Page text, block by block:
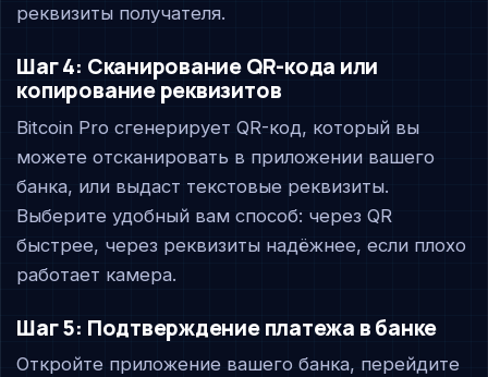
реквизиты получателя.
Шаг 4: Сканирование QR-кода или
копирование реквизитов
Bitcoin Pro сгенерирует QR-код, который вы
можете отсканировать в приложении вашего
банка, или выдаст текстовые реквизиты.
Выберите удобный вам способ: через QR
быстрее, через реквизиты надёжнее, если плохо
работает камера.
Шаг 5: Подтверждение платежа в банке
Откройте приложение вашего банка, перейдите